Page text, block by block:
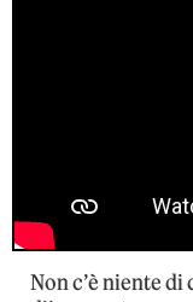
Non c’è niente